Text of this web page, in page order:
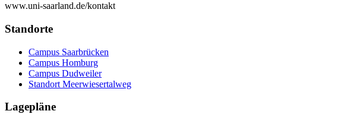
www.uni-saarland.de/kontakt
Standorte
Campus Saarbrücken
Campus Homburg
Campus Dudweiler
Standort Meerwiesertalweg
Lagepläne